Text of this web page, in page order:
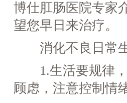
博仕肛肠医院专家
望您早日来治疗。
消化不良日常生
1.生活要规律，
顾虑，注意控制情